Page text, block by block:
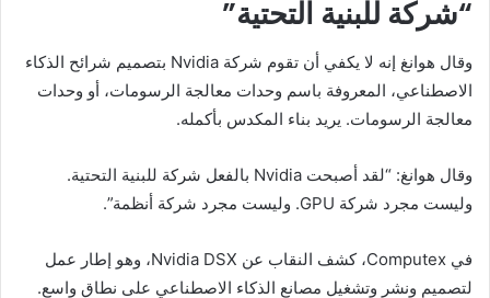
“شركة للبنية التحتية”
وقال هوانغ إنه لا يكفي أن تقوم شركة Nvidia بتصميم شرائح الذكاء
الاصطناعي، المعروفة باسم وحدات معالجة الرسومات، أو وحدات
معالجة الرسومات. يريد بناء المكدس بأكمله.
وقال هوانغ: “لقد أصبحت Nvidia بالفعل شركة للبنية التحتية.
وليست مجرد شركة GPU. وليست مجرد شركة أنظمة”.
في Computex، كشف النقاب عن Nvidia DSX، وهو إطار عمل
لتصميم ونشر وتشغيل مصانع الذكاء الاصطناعي على نطاق واسع.